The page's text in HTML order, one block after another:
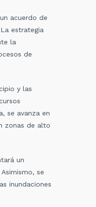
acuerdo de
estrategia
la
de
y las
se avanza en
zonas de alto
un
se
inundaciones